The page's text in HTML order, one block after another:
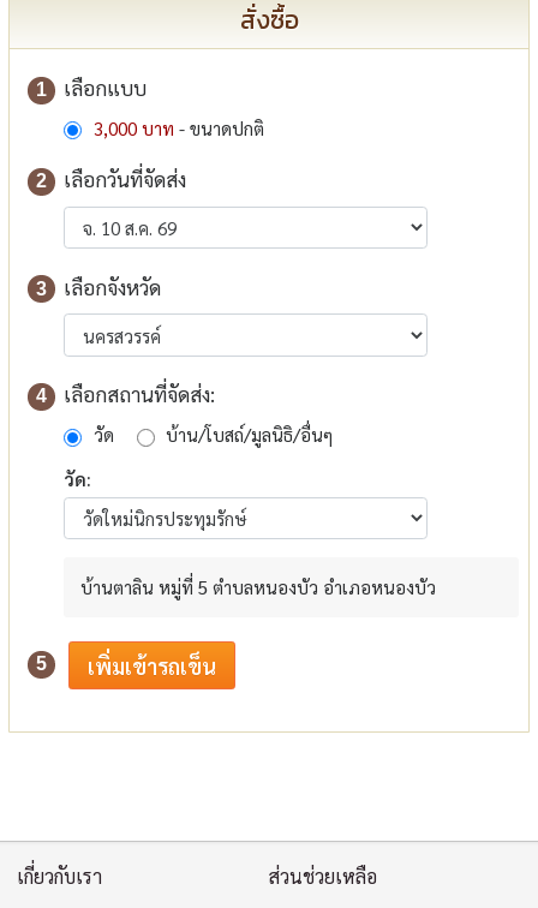
สั่งซื้อ
1 เลือกแบบ
3,000 บาท - ขนาดปกติ
2 เลือกวันที่จัดส่ง
3 เลือกจังหวัด
4 เลือกสถานที่จัดส่ง:
วัด
บ้าน/โบสถ์/มูลนิธิ/อื่นๆ
วัด:
บ้านตาลิน หมู่ที่ 5 ตำบลหนองบัว อำเภอหนองบัว
5
เกี่ยวกับเรา ส่วนช่วยเหลือ